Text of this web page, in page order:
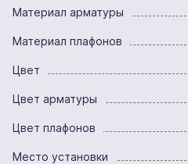
Материал арматуры
Материал плафонов
Цвет
Цвет арматуры
Цвет плафонов
Место установки